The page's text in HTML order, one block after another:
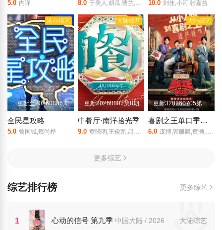
5.0 内详 8.0 于美人,胡瓜,曹兰,谢哲青,高伊玲,钟欣愉 10.0 刘佳,小河,张嘉益
港台综艺
更新至20260806期
全民星攻略
5.0 曾国城,蔡尚桦
大陆综艺
更新20260807第8期
中餐厅·南洋拾光季
9.0 黄晓明,王俊凯,昆凌,靳梦佳,张雅琪,林述巍,戴军,瞿颖,汪涵,尹浩宇,袁一琦
大陆综艺
更新320260705第1期加更
喜剧之王单口季第三季
6.0 庞博,郭麒麟,黄渤,马思纯
更多综艺
综艺排行榜 更多综艺
1 大陆综艺
心动的信号 第九季 中国大陆 / 2026